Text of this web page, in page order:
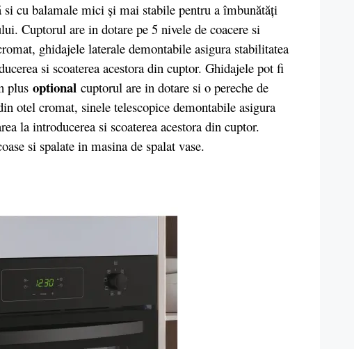
si cu balamale mici şi mai stabile pentru a îmbunătăţi
Cuptorul are in dotare pe 5 nivele de coacere si
ghidajele laterale demontabile asigura stabilitatea
si scoaterea acestora din cuptor. Ghidajele pot fi
plus optional cuptorul are in dotare si o pereche de
otel cromat, sinele telescopice demontabile asigura
la introducerea si scoaterea acestora din cuptor.
si spalate in masina de spalat vase.